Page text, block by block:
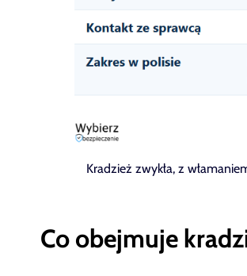
Kradzież zwykła, z
Co obejmuje